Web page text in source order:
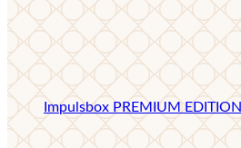
Impulsbox PREMIUM EDITION